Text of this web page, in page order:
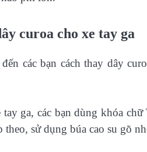
curoa cho xe tay ga
các bạn cách thay dây
ga, các bạn dùng khóa
sử dụng búa cao su gõ